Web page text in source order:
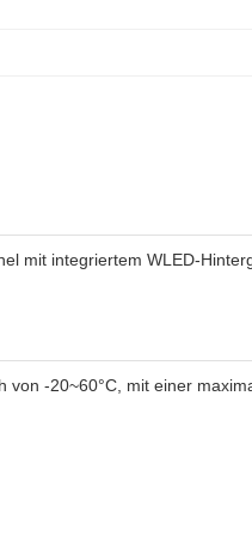
mit integriertem WLED-
-20~60°C, mit einer